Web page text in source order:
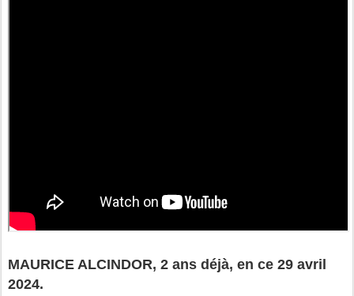
MAURICE ALCINDOR, 2 ans déjà, en ce 29 avril
2024.